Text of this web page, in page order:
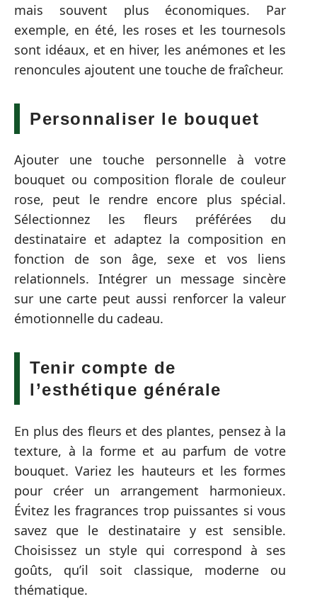
mais souvent plus économiques. Par
exemple, en été, les roses et les tournesols
sont idéaux, et en hiver, les anémones et les
renoncules ajoutent une touche de fraîcheur.
Personnaliser le bouquet
Ajouter une touche personnelle à votre
bouquet ou composition florale de couleur
rose, peut le rendre encore plus spécial.
Sélectionnez les fleurs préférées du
destinataire et adaptez la composition en
fonction de son âge, sexe et vos liens
relationnels. Intégrer un message sincère
sur une carte peut aussi renforcer la valeur
émotionnelle du cadeau.
Tenir compte de
l’esthétique générale
En plus des fleurs et des plantes, pensez à la
texture, à la forme et au parfum de votre
bouquet. Variez les hauteurs et les formes
pour créer un arrangement harmonieux.
Évitez les fragrances trop puissantes si vous
savez que le destinataire y est sensible.
Choisissez un style qui correspond à ses
goûts, qu’il soit classique, moderne ou
thématique.